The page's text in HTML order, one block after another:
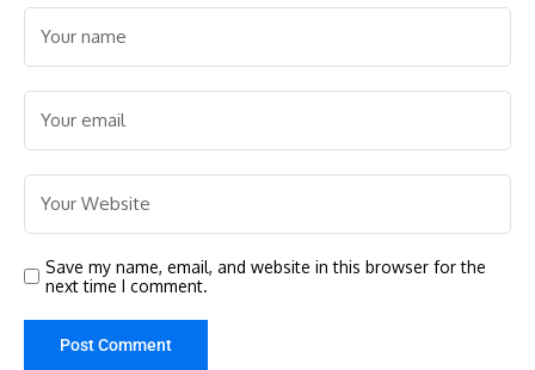
Save my name, email, and website in this browser for the
next time I comment.